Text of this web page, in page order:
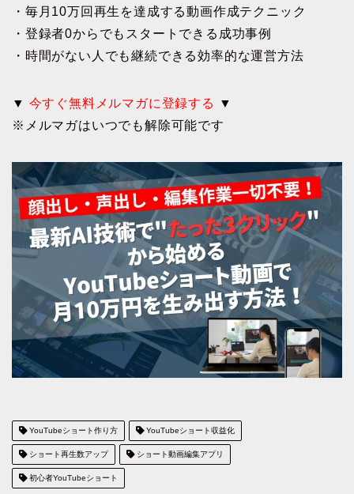
・毎月10万回再生を達成する動画作成テクニック
・登録者0からでもスタートできる成功事例
・時間がない人でも継続できる効率的な運営方法
▼ 今すぐ無料メルマガに登録する
▼
※メルマガはいつでも解除可能です
YouTubeショート作り方 YouTubeショート収益化
ショート再生数アップ ショート動画編集アプリ
初心者YouTubeショート